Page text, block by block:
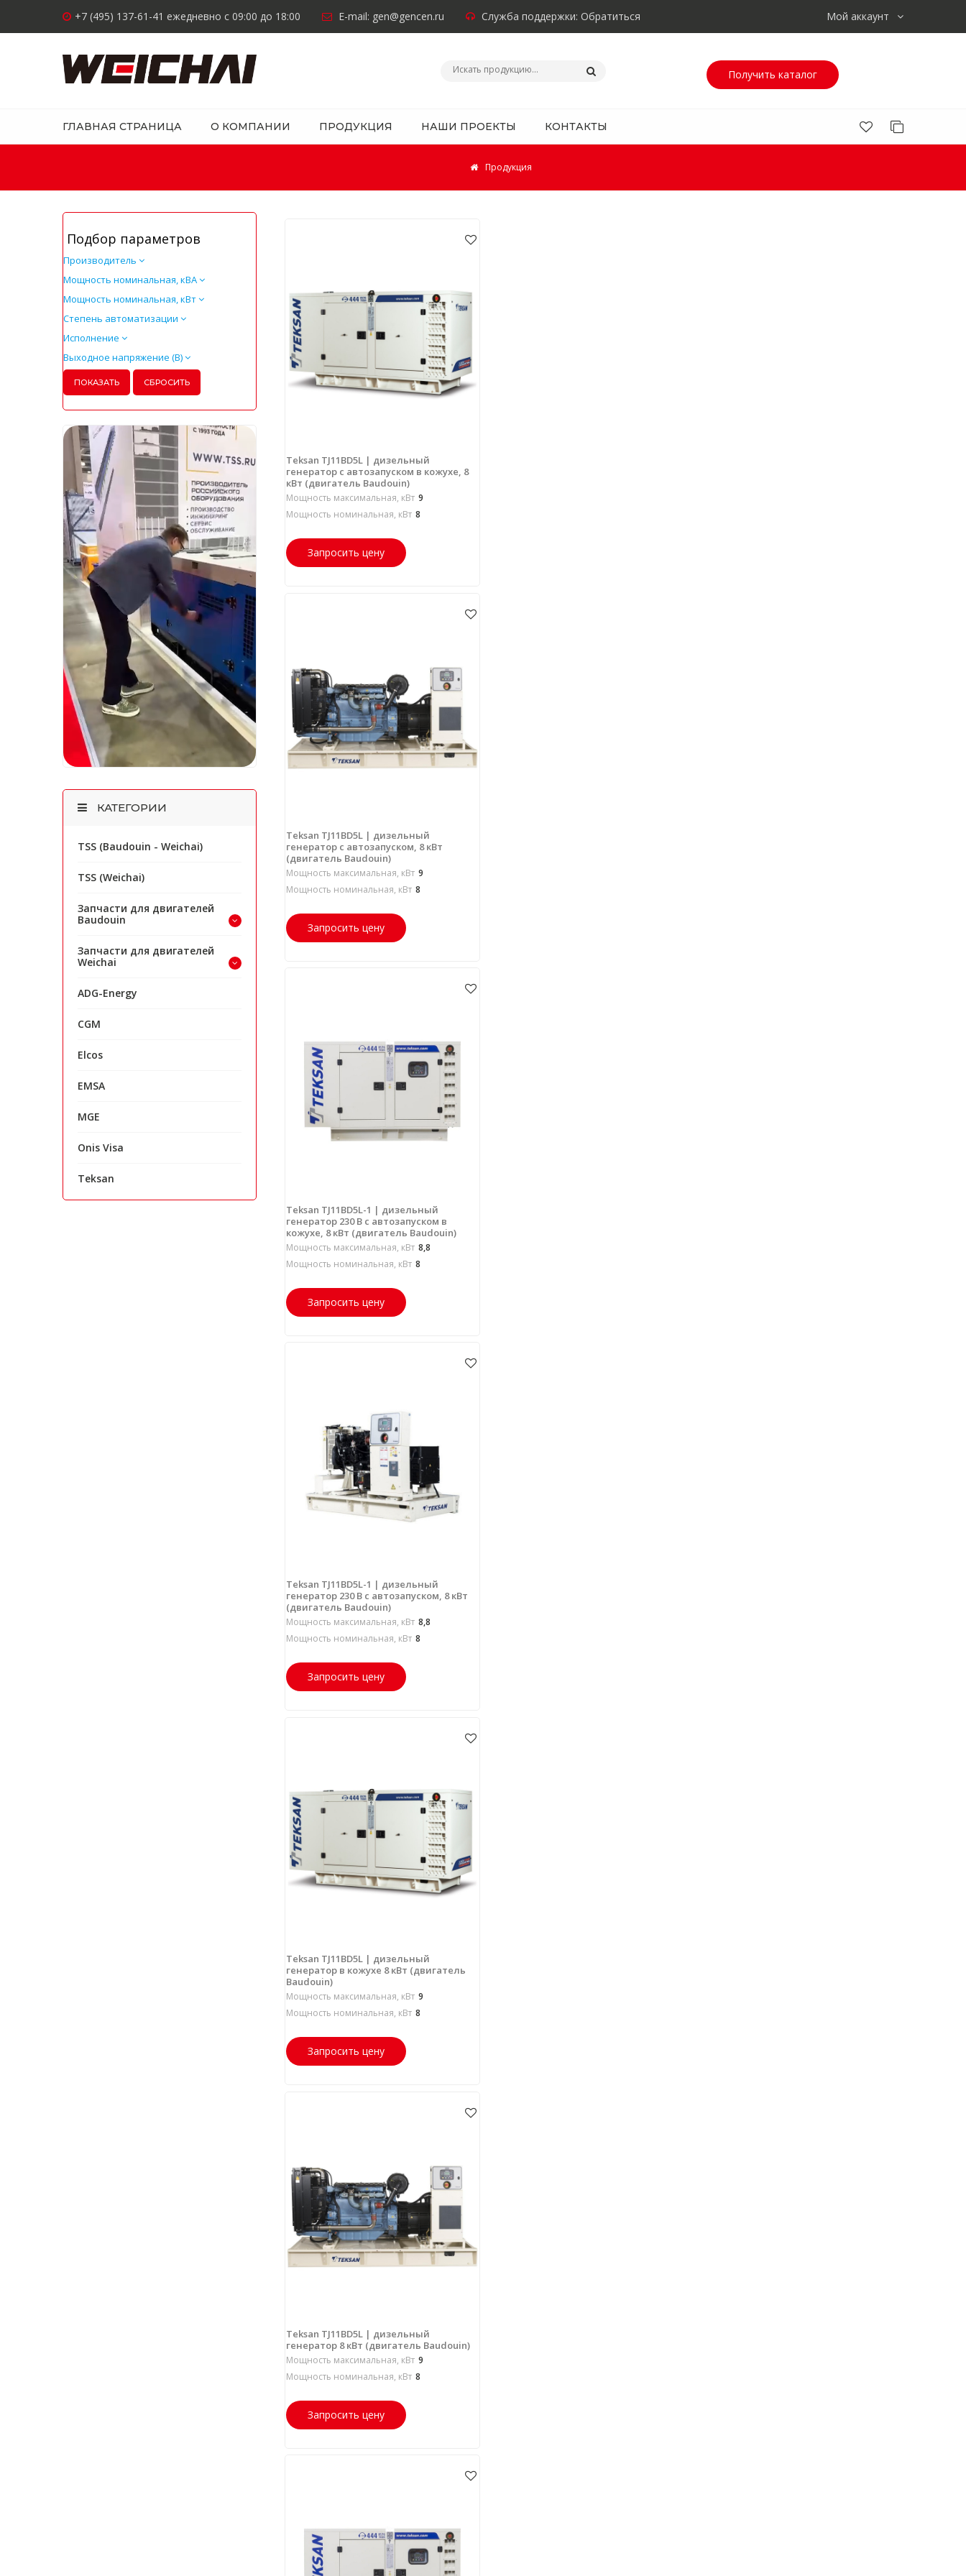
Мой аккаунт
+7 (495) 137-61-41 ежедневно с 09:00 до 18:00 E-mail: gen@gencen.ru Служба поддержки: Обратиться
Получить каталог
ГЛАВНАЯ СТРАНИЦА О КОМПАНИИ ПРОДУКЦИЯ НАШИ ПРОЕКТЫ КОНТАКТЫ
Продукция
Teksan TJ11BD5L | дизельный
генератор с автозапуском в кожухе, 8
кВт (двигатель Baudouin)
Мощность максимальная, кВт 9
Мощность номинальная, кВт 8
Запросить цену
Teksan TJ11BD5L | дизельный
генератор с автозапуском, 8 кВт
(двигатель Baudouin)
Мощность максимальная, кВт 9
Мощность номинальная, кВт 8
Запросить цену
Teksan TJ11BD5L-1 | дизельный
генератор 230 В с автозапуском в
кожухе, 8 кВт (двигатель Baudouin)
Мощность максимальная, кВт 8,8
Мощность номинальная, кВт 8
Запросить цену
Teksan TJ11BD5L-1 | дизельный
генератор 230 В с автозапуском, 8 кВт
(двигатель Baudouin)
Мощность максимальная, кВт 8,8
Мощность номинальная, кВт 8
Запросить цену
Teksan TJ11BD5L | дизельный
генератор в кожухе 8 кВт (двигатель
Baudouin)
Мощность максимальная, кВт 9
Мощность номинальная, кВт 8
Запросить цену
Teksan TJ11BD5L | дизельный
генератор 8 кВт (двигатель Baudouin)
Мощность максимальная, кВт 9
Мощность номинальная, кВт 8
Запросить цену
Подбор параметров
Производитель
Мощность номинальная, кВА
Мощность номинальная, кВт
Степень автоматизации
Исполнение
Выходное напряжение (В)
КАТЕГОРИИ
TSS (Baudouin - Weichai)
TSS (Weichai)
Запчасти для двигателей
Baudouin
Запчасти для двигателей
Weichai
ADG-Energy
CGM
Elcos
EMSA
MGE
Onis Visa
Teksan